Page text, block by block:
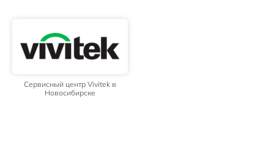
Сервисный центр Vivitek в
Новосибирске